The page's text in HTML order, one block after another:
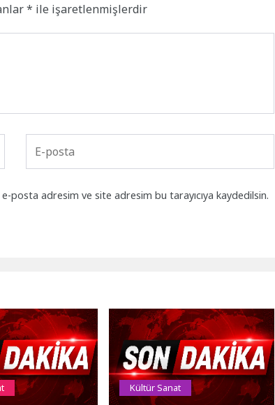
* ile işaretlenmişlerdir
posta adresim ve site adresim bu tarayıcıya kaydedilsin.
Kültür Sanat